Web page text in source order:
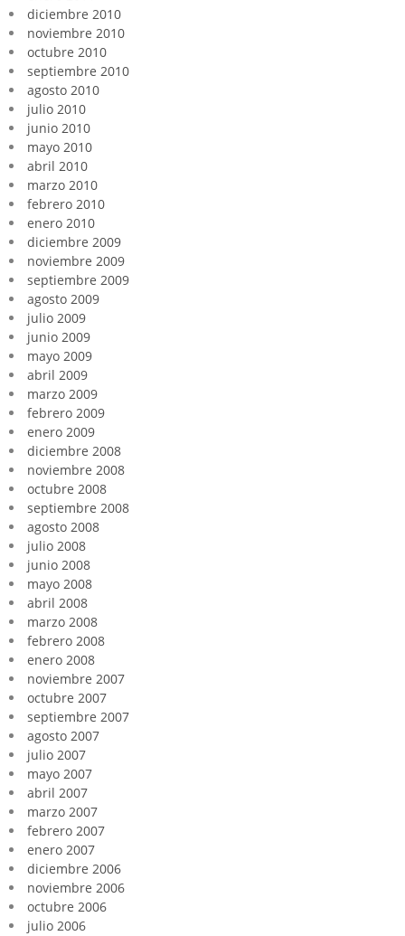
diciembre 2010
noviembre 2010
octubre 2010
septiembre 2010
agosto 2010
julio 2010
junio 2010
mayo 2010
abril 2010
marzo 2010
febrero 2010
enero 2010
diciembre 2009
noviembre 2009
septiembre 2009
agosto 2009
julio 2009
junio 2009
mayo 2009
abril 2009
marzo 2009
febrero 2009
enero 2009
diciembre 2008
noviembre 2008
octubre 2008
septiembre 2008
agosto 2008
julio 2008
junio 2008
mayo 2008
abril 2008
marzo 2008
febrero 2008
enero 2008
noviembre 2007
octubre 2007
septiembre 2007
agosto 2007
julio 2007
mayo 2007
abril 2007
marzo 2007
febrero 2007
enero 2007
diciembre 2006
noviembre 2006
octubre 2006
julio 2006